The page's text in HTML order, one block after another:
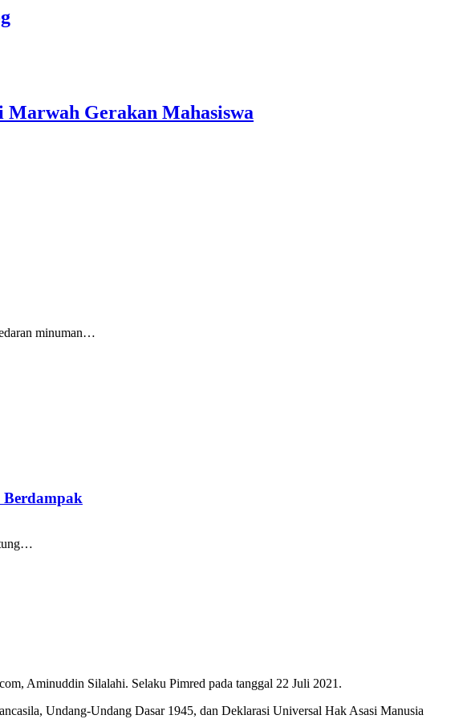
Gerakan Mahasiswa
minuman…
Berdampak
Aminuddin Silalahi. Selaku Pimred pada tanggal 22 Juli 2021.
Undang-Undang Dasar 1945, dan Deklarasi Universal Hak Asasi Manusia